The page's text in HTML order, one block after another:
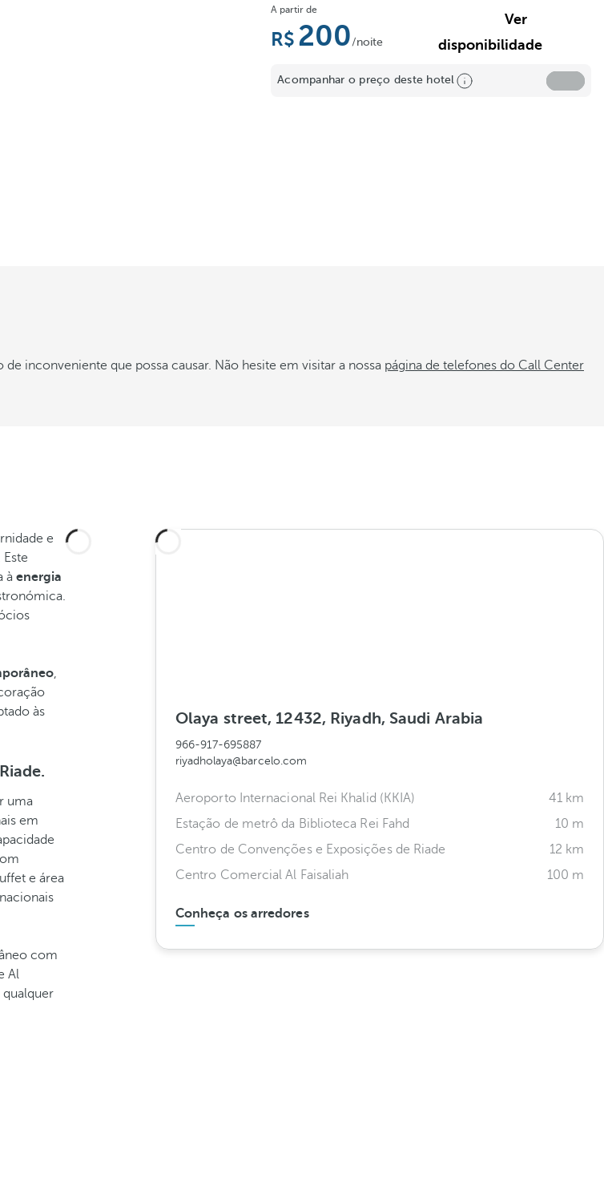
A partir de
200/noite
Ver
disponibilidade
Acompanhar o preço deste hotel
inconveniente que possa causar. Não hesite em visitar a nossa página de telefones do Call Center
e
à energia
,
às
uma
em
e área
com
Al
qualquer
Olaya street, 12432, Riyadh, Saudi Arabia
966-917-695887
riyadholaya@barcelo.com
Aeroporto Internacional Rei Khalid (KKIA)
41 km
Estação de metrô da Biblioteca Rei Fahd
10 m
Centro de Convenções e Exposições de Riade
12 km
Centro Comercial Al Faisaliah
100 m
Conheça os arredores